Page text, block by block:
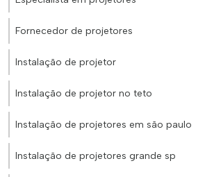
Fornecedor de projetores
Instalação de projetor
Instalação de projetor no teto
Instalação de projetores em são paulo
Instalação de projetores grande sp